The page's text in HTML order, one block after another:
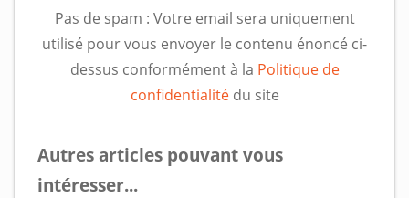
Pas de spam : Votre email sera uniquement
utilisé pour vous envoyer le contenu énoncé ci-
dessus conformément à la Politique de
confidentialitédu site
Autres articles pouvant vous
intéresser...